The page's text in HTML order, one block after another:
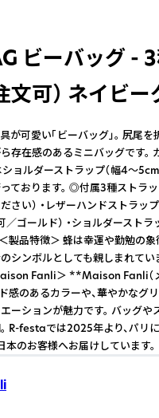
ビーバッグ -
文可） ネイビ
が可愛い「ビーバッグ」。 尻尾
存在感のあるミニバッグです。
ョルダーストラップ（幅4〜
ております。 ◎付属3種ストラ
さい） ・レザーハンドストラッ
／ゴールド） ・ショルダースト
製品特徴＞ 蜂は幸運や勤勉の
シンボルとしても親しまれて
Fanli＞ **Maison Fanli（
感のあるカラーや、華やかなグ
ーションが魅力です。 バッグ
R-festaでは2025年より、パリ
本のお客様へお届けしています。